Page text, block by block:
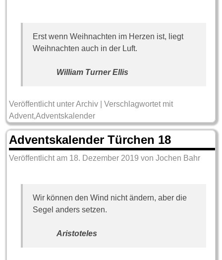
Erst wenn Weihnachten im Herzen ist, liegt
Weihnachten auch in der Luft.
William Turner Ellis
Veröffentlicht unter Archiv |Verschlagwortet mit
Advent,Adventskalender
Adventskalender Türchen 18
Veröffentlicht am 18. Dezember 2019 vonJochen Bahr
Wir können den Wind nicht ändern, aber die
Segel anders setzen.
Aristoteles